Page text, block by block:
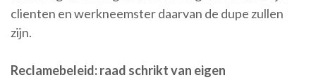
clienten en werkneemster daarvan de dupe zullen
zijn.
Reclamebeleid: raad schrikt van eigen